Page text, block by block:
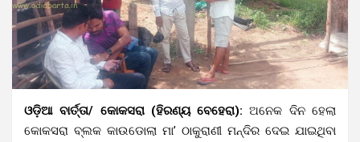
ଓଡ଼ିଆ ବାର୍ତ୍ତା/ କୋକସରା (ହିରଣ୍ୟ ବେହେରା): ଅନେକ ଦିନ ହେଲା
କୋକସରା ବ୍ଲକ କାଉଡୋଲା ମା’ ଠାକୁରାଣୀ ମନ୍ଦିର ଦେଇ ଯାଇଥିବା